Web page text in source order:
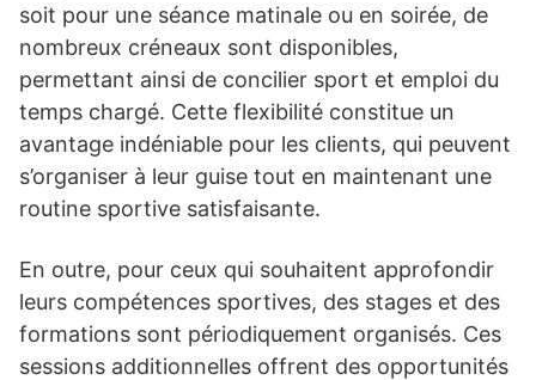
soit pour une séance matinale ou en soirée, de
nombreux créneaux sont disponibles,
permettant ainsi de concilier sport et emploi du
temps chargé. Cette flexibilité constitue un
avantage indéniable pour les clients, qui peuvent
s’organiser à leur guise tout en maintenant une
routine sportive satisfaisante.
En outre, pour ceux qui souhaitent approfondir
leurs compétences sportives, des stages et des
formations sont périodiquement organisés. Ces
sessions additionnelles offrent des opportunités